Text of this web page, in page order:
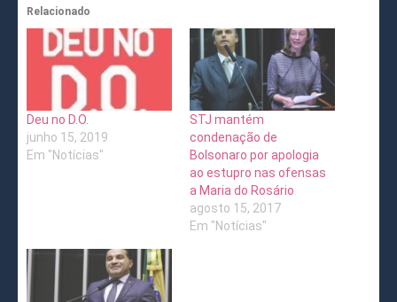
Relacionado
Deu no D.O.
junho 15, 2019
Em "Notícias"
STJ mantém
condenação de
Bolsonaro por apologia
ao estupro nas ofensas
a Maria do Rosário
agosto 15, 2017
Em "Notícias"